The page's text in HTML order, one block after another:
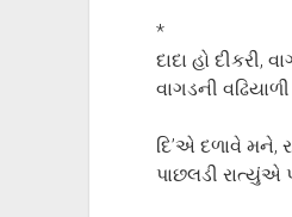
*
દાદા હો દીકરી,
વાગડની
દિ’એ દળાવે મને,
પાછલડી રાત્યુંએ